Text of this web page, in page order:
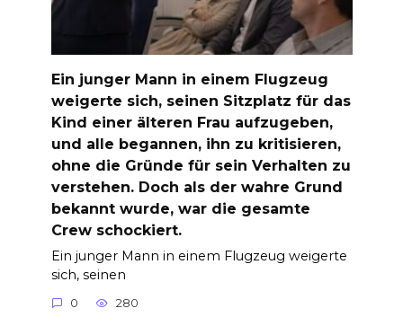
Ein junger Mann in einem Flugzeug
weigerte sich, seinen Sitzplatz für das
Kind einer älteren Frau aufzugeben,
und alle begannen, ihn zu kritisieren,
ohne die Gründe für sein Verhalten zu
verstehen. Doch als der wahre Grund
bekannt wurde, war die gesamte
Crew schockiert.
Ein junger Mann in einem Flugzeug weigerte
sich, seinen
0 280